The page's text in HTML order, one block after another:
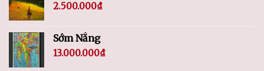
2.500.000₫
Sớm Nắng
13.000.000₫